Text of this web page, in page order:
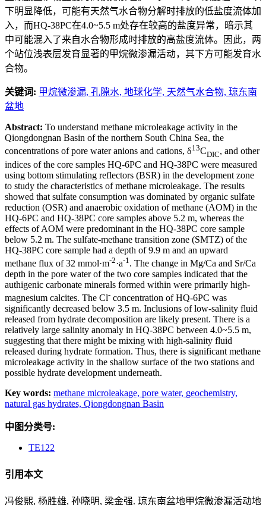
下明显降低，可能有天然气水合物分解时排放的低盐度流体加
入，而HQ-38PC在4.0~5.5 m处存在较高的盐度异常，暗示其
中可能混入了来自水合物形成时排放的高盐度流体。因此，两
个站位浅表层发育显著的甲烷微渗漏活动，其下方可能发育水
合物。
关键词: 甲烷微渗漏, 孔隙水, 地球化学, 天然气水合物, 琼东南
盆地
Abstract: To understand methane microleakage activity in the
Qiongdongnan Basin of the northern South China Sea, the
concentrations of pore water anions and cations, δ13CDIC, and other
indices of the core samples HQ-6PC and HQ-38PC were measured
using bottom stimulating reflectors (BSR) in the development zone
to study the characteristics of methane microleakage. The results
showed that sulfate consumption was dominated by organic sulfate
reduction (OSR) and anaerobic oxidation of methane (AOM) in the
HQ-6PC and HQ-38PC core samples above 5.2 m, whereas the
effects of AOM were predominant in the HQ-38PC core sample
below 5.2 m. The sulfate-methane transition zone (SMTZ) of the
HQ-38PC core sample had a depth of 9.9 m and an upward
methane flux of 32 mmol·m-2·a-1 . The change in Mg/Ca and Sr/Ca
depth in the pore water of the two core samples indicated that the
authigenic carbonate minerals formed within were primarily high-
magnesium calcites. The Cl- concentration of HQ-6PC was
significantly decreased below 3.5 m. Inclusions of low-salinity fluid
released from hydrate decomposition are likely present. There is a
relatively large salinity anomaly in HQ-38PC between 4.0~5.5 m,
suggesting that there might be mixing with high-salinity fluid
released during hydrate formation. Thus, there is significant methane
microleakage activity in the shallow surface of the two stations and
possible hydrate development underneath.
Key words: methane microleakage, pore water, geochemistry,
natural gas hydrates, Qiongdongnan Basin
中图分类号:
TE122
引用本文
冯俊熙, 杨胜雄, 孙晓明, 梁金强. 琼东南盆地甲烷微渗漏活动地